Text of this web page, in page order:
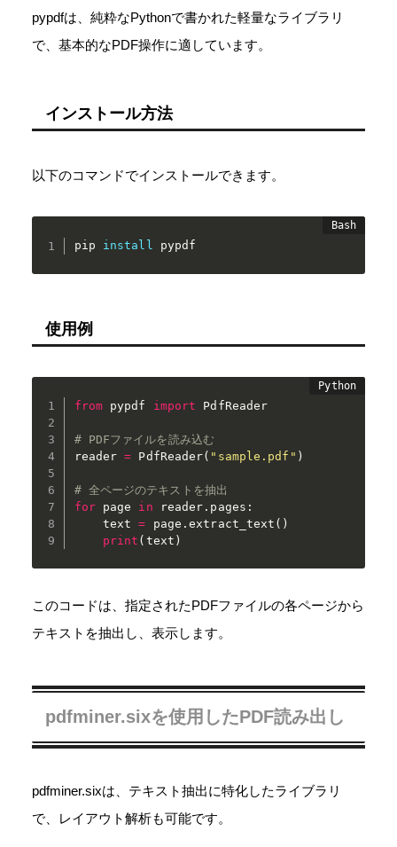
pypdfは、純粋なPythonで書かれた軽量なライブラリ
で、基本的なPDF操作に適しています。
インストール方法
以下のコマンドでインストールできます。
pip install pypdf
使用例
from pypdf import PdfReader
# PDFファイルを読み込む
reader = PdfReader( "sample.pdf" )
# 全ページのテキストを抽出
for page in reader . pages :
    text
= page .extract_text ( )
print ( text )
このコードは、指定されたPDFファイルの各ページから
テキストを抽出し、表示します。
pdfminer.sixを使用したPDF読み出し
pdfminer.sixは、テキスト抽出に特化したライブラリ
で、レイアウト解析も可能です。